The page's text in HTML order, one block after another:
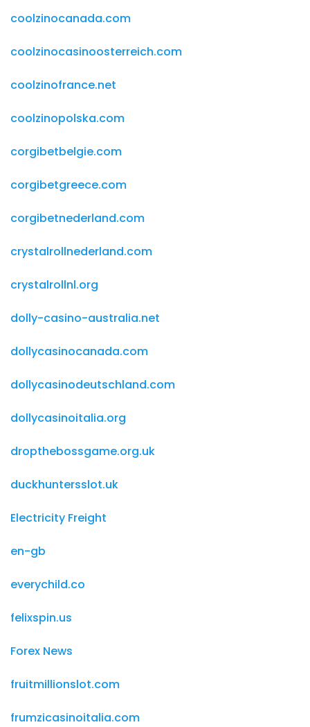
coolzinocanada.com
coolzinocasinoosterreich.com
coolzinofrance.net
coolzinopolska.com
corgibetbelgie.com
corgibetgreece.com
corgibetnederland.com
crystalrollnederland.com
crystalrollnl.org
dolly-casino-australia.net
dollycasinocanada.com
dollycasinodeutschland.com
dollycasinoitalia.org
dropthebossgame.org.uk
duckhuntersslot.uk
Electricity Freight
en-gb
everychild.co
felixspin.us
Forex News
fruitmillionslot.com
frumzicasinoitalia.com